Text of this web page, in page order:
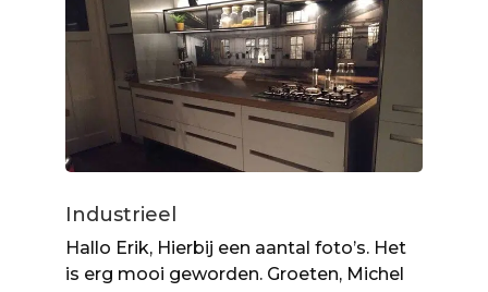
Industrieel
Hallo Erik, Hierbij een aantal foto’s. Het
is erg mooi geworden. Groeten, Michel